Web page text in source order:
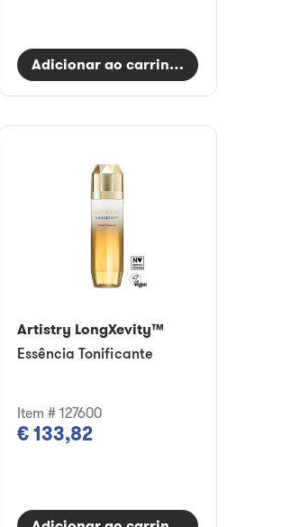
Adicionar ao carrinho
Artistry LongXevity™
Essência Tonificante
Item # 127600
€ 133,82